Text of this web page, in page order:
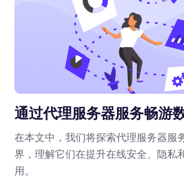
通过代理服务器服务畅游
在本文中，我们将探索代理服务器服
界，理解它们在提升在线安全、隐私
用。